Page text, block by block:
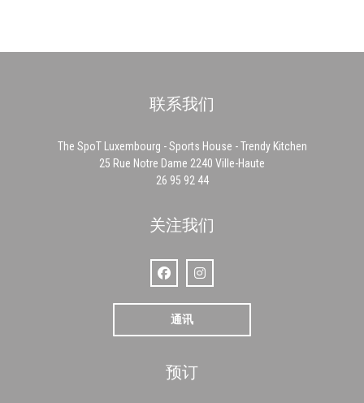
联系我们
The SpoT Luxembourg - Sports House - Trendy Kitchen
25 Rue Notre Dame 2240 Ville-Haute
26 95 92 44
关注我们
Facebook ((在新窗口中打开))
Instagram ((在新窗口中打开))
通讯
预订